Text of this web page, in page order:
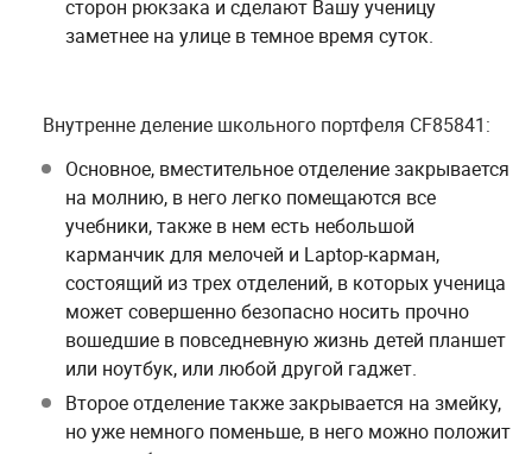
сторон рюкзака и сделают Вашу ученицу
заметнее на улице в темное время суток.
Внутренне деление школьного портфеля CF85841:
Основное, вместительное отделение закрывается
на молнию, в него легко помещаются все
учебники, также в нем есть небольшой
карманчик для мелочей и Laptop-карман,
состоящий из трех отделений, в которых ученица
может совершенно безопасно носить прочно
вошедшие в повседневную жизнь детей планшет
или ноутбук, или любой другой гаджет.
Второе отделение также закрывается на змейку,
но уже немного поменьше, в него можно положит